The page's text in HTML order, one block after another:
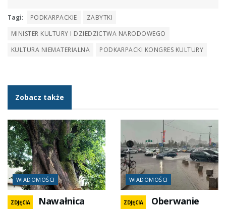
Tagi: PODKARPACKIE
ZABYTKI
MINISTER KULTURY I DZIEDZICTWA NARODOWEGO
KULTURA NIEMATERIALNA
PODKARPACKI KONGRES KULTURY
Zobacz także
WIADOMOŚCI
ZDJĘCIA
Nawałnica
WIADOMOŚCI
ZDJĘCIA
Oberwanie